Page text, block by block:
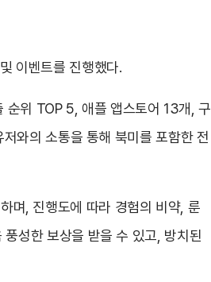
이벤트를 진행했다.
순위 TOP 5, 애플 앱스토어 13개, 구
와의 소통을 통해 북미를 포함한 전
며, 진행도에 따라 경험의 비약, 룬
성한 보상을 받을 수 있고, 방치된